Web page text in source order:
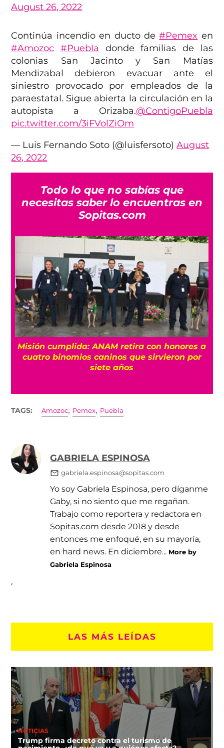
August 26, 2022
Continúa incendio en ducto de#Pemex en
#Amozoc #Puebla donde familias de las
colonias San Jacinto y San Matías
Mendizabal debieron evacuar ante el
siniestro provocado por empleados de la
paraestatal. Sigue abierta la circulación en la
autopista a Orizaba.@ContigoPuebla
pic.twitter.com/3iFVolZiOm
— Luis Fernando Soto (@luisfersoto)August
26, 2022
Todo lo que no sabías que
necesitas saber lo encuentras en
Sopitas.com
Misión cumplida: ANAM retira con honores a
cuatro binomios caninos que sirvieron por
siete años
TAGS: Amozoc, Pemex, Puebla
GABRIELA ESPINOSA
gabriela.espinosa@sopitas.com
Yo soy Gabriela Espinosa, pero díganme
Gaby, si no siento que me regañan.
Trabajo como reportera y redactora en
Sopitas.com desde 2018 y desde
entonces me enfoqué, en su mayoría,
en hard news. En diciembre... More by
Gabriela Espinosa
LAS MÁS LEÍDAS
NOTICIAS
Trump firma decreto contra el turismo de